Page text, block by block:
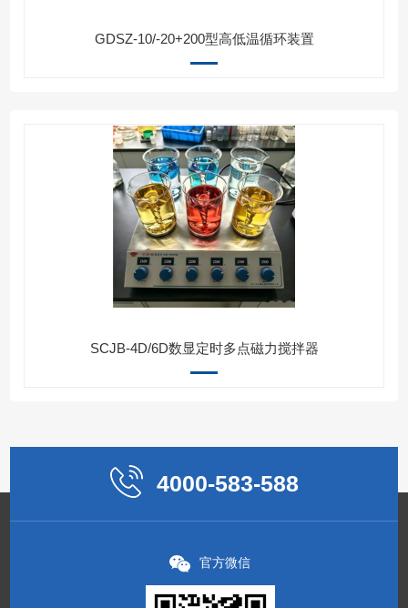
GDSZ-10/-20+200型高低温循环装置
SCJB-4D/6D数显定时多点磁力搅拌器
4000-583-588
官方微信